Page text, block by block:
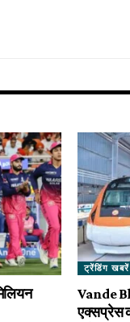
ट्रेंडिंग खबरें
Vande
एक्सप्रेस